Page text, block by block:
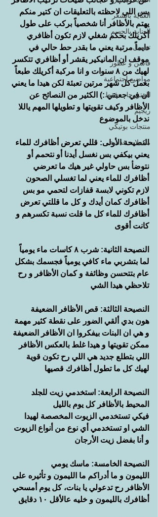
العناية بالشعر
العناية بالجسم
تجميل
فاشن و عطور
مواضيع اجتماعية
للمتزوجات فقط
ريجيم
منتجات بوتيكي
مكملات غذائية
بس اللي لاحظته بالتعليقات ان كتير منكم
يهتم بالأظافر أنا شخصياً بركب على طول
أكريلك بحكم شغلي لازم تكون أظافري
دايماً مرتبة يعني ما بقدر حط حالي في
موقف ان المانيكير يقشر أو أظافري تتكسر
لهيك من ٨ سنوات و انا مركبة أكريلك طبعاً
بعمل كل شهر مرتين تعبئة لكن هيدا ما يعني
ان في جعبتي :) الكثير من النصائح عن
الأظافر وكيف تقويتها و تطويلها المهم ياللا
ندخل بالموضوع
النصيحة الأولى: قللي تعرض أظافرك للماء
يعني بيكفي بس نغسل أيدنا أو نتحمم أو
نتوضأ بس حاولي غير هيك ما تعرضي
أظافرك للماء يعني لما تغسلي الصحون
لازم تكوني لابسة قفازات لتحمي مو بس
أظافرك كمان أيدك و كل ما قللتي تعرض
أظافرك للماء كل ما قلت نسبة تكسرهم و
كانت أقوى
النصيحة الثانية: شرب ٨ كاسات ماء يومياً
لما بتشربي ماء كافي يومياً فجسمك بشكل
عام بتتحسن وظائفة و كمان الأظافر و رح
تلاحظي هيدا الشي
النصيحة الثالثة: قص الأظافر الضعيفة
هون بدي ألقي الضور على نقطة كثير مهمة
و هي ان البنات بيفكروا ان الأظافر الضعيفة
ممكن تقويتها و هيدا غلط بالعكس الأظافر
اللي بتطلع جديد هي اللي رح تكون قوية
لهيك كل ما تطول أظافرك قصيها
النصيحة الرابعة: استخدمي زيت للجلد
المحيط بالأظافر كل يوم بالليل
فيكي تستخدمي الزيوت المخصصة لهيدا
الشي او تستخدمي أي نوع من أنواع الزيوت
و أنا بفضل زيت الأرجان
النصيحة الخامسة: ماسك يومي
الليمون و ما أدراكم ما الليمون و تأثيره على
الأظافر رح تدعولي يا بنات، كل يوم أمسحي
أظافرك بالليمون و خليه عالأقل ١٠ دقايق